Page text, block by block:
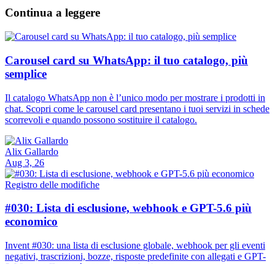
Continua a leggere
Carousel card su WhatsApp: il tuo catalogo, più
semplice
Il catalogo WhatsApp non è l’unico modo per mostrare i prodotti in
chat. Scopri come le carousel card presentano i tuoi servizi in schede
scorrevoli e quando possono sostituire il catalogo.
Alix Gallardo
Aug 3, 26
Registro delle modifiche
#030: Lista di esclusione, webhook e GPT-5.6 più
economico
Invent #030: una lista di esclusione globale, webhook per gli eventi
negativi, trascrizioni, bozze, risposte predefinite con allegati e GPT-